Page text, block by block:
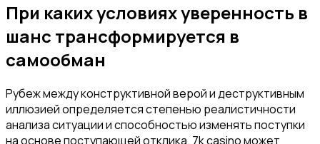
При каких условиях уверенность в
шанс трансформируется в
самообман
Рубеж между конструктивной верой и деструктивным
иллюзией определяется степенью реалистичности
анализа ситуации и способностью изменять поступки
на основе поступающей отклика. 7k casino может